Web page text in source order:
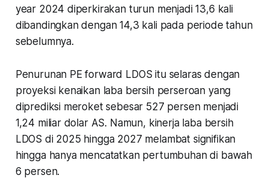
year 2024 diperkirakan turun menjadi 13,6 kali
dibandingkan dengan 14,3 kali pada periode tahun
sebelumnya.
Penurunan PE forward LDOS itu selaras dengan
proyeksi kenaikan laba bersih perseroan yang
diprediksi meroket sebesar 527 persen menjadi
1,24 miliar dolar AS. Namun, kinerja laba bersih
LDOS di 2025 hingga 2027 melambat signifikan
hingga hanya mencatatkan pertumbuhan di bawah
6 persen.